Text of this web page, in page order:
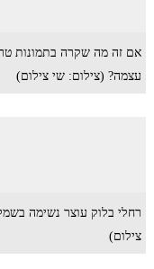
אם זה מה שקרה בתמונות
עצמה? (צילום: שי צילום)
רחלי בלוק עוצר נשימה
צילום)